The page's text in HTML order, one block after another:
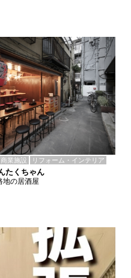
商業施設 リフォーム・インテリア
たくちゃん
地の居酒屋